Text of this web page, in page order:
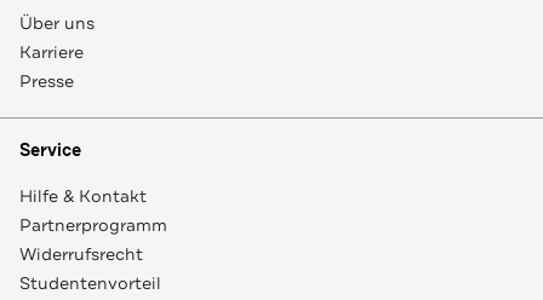
Über uns
Karriere
Presse
Service
Hilfe & Kontakt
Partnerprogramm
Widerrufsrecht
Studentenvorteil